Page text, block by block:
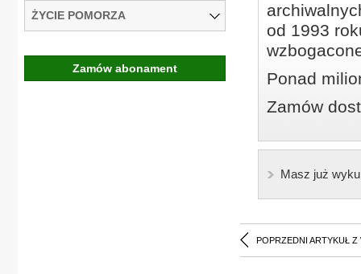
od 1993
Ponad
Zamów
Masz już
POPRZEDNI ARTYKUŁ Z
ŻYCIE POMORZA
Zamów abonament